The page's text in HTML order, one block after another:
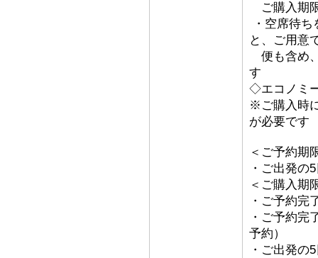
ご購入期
・空席待
と、ご用意
便も含め
す
◇エコノミ
※ご購入時
が必要です
＜ご予約期
・ご出発の
＜ご購入期
・ご予約完
・ご予約完
予約）
・ご出発の